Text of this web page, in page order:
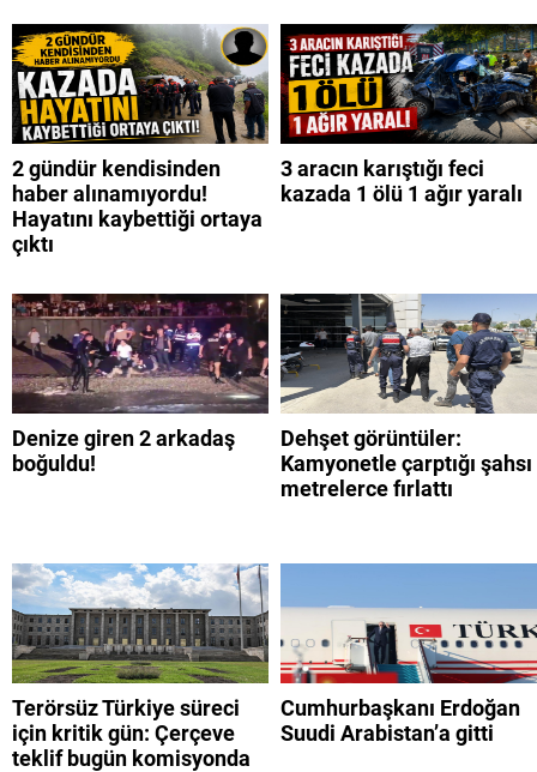
2 gündür kendisinden
haber alınamıyordu!
Hayatını kaybettiği ortaya
çıktı
3 aracın karıştığı feci
kazada 1 ölü 1 ağır yaralı
Denize giren 2 arkadaş
boğuldu!
Dehşet görüntüler:
Kamyonetle çarptığı şahsı
metrelerce fırlattı
Terörsüz Türkiye süreci
için kritik gün: Çerçeve
teklif bugün komisyonda
Cumhurbaşkanı Erdoğan
Suudi Arabistan’a gitti